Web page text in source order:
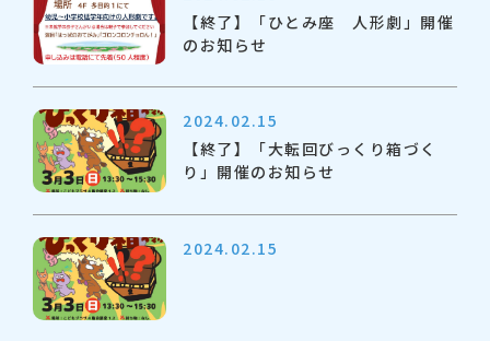
【終了】「ひとみ座 人形劇」開催
のお知らせ
2024.02.15
【終了】「大転回びっくり箱づく
り」開催のお知らせ
2024.02.15